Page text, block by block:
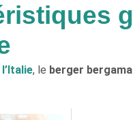
, le berger